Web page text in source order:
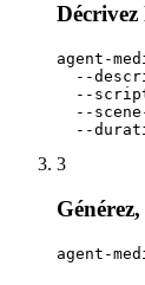
agent-
--
--
--
--
3
agent-